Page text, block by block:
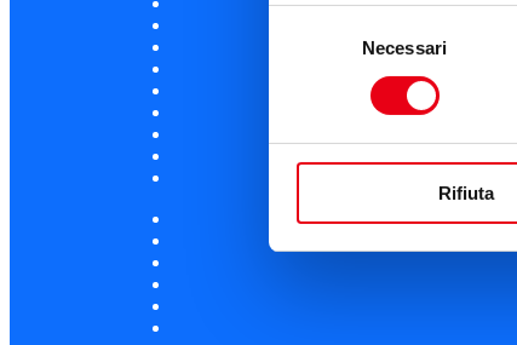
Necessari
Rifiuta